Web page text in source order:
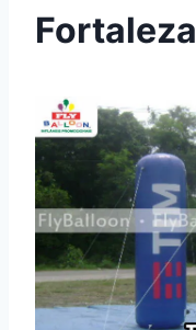
Fortaleza